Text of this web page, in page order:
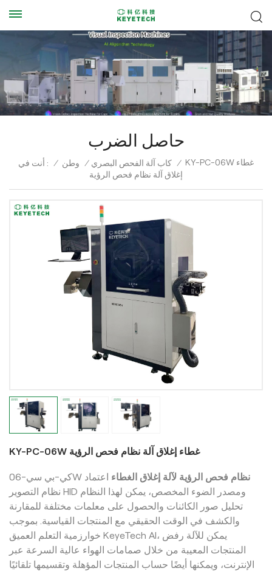
حاصل الضرب
أنت في : / وطن / كاب آلة الفحص البصري / KY-PC-06W غطاء
إغلاق آلة نظام فحص الرؤية
KY-PC-06W غطاء إغلاق آلة نظام فحص الرؤية
كي-بي سي-06W نظام فحص الرؤية لآلة إغلاق الغطاء اعتماد
نظام التصوير HID ومصدر الضوء المخصص، يمكن لهذا النظام
تحليل صور الكائنات والحصول على معلمات مختلفة للمقارنة
والكشف في الوقت الحقيقي مع المنتجات القياسية. بموجب
خوارزمية التعلم العميق KeyeTech AI، يمكن للآلة رفض
المنتجات المعيبة من خلال صمامات الهواء عالية السرعة عبر
الإنترنت، ويمكنها أيضًا حساب المنتجات المؤهلة وتقسيمها تلقائيًا